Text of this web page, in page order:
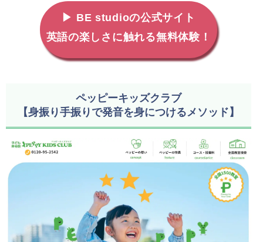
▶ BE studioの公式サイト
英語の楽しさに触れる無料体験！
ペッピーキッズクラブ
【身振り手振りで発音を身につけるメソッド】